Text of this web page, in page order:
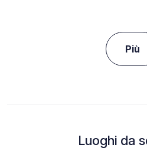
Più
Luoghi da